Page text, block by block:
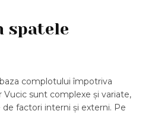
spatele
complotului împotriva
Vucic sunt complexe și variate,
factori interni și externi. Pe